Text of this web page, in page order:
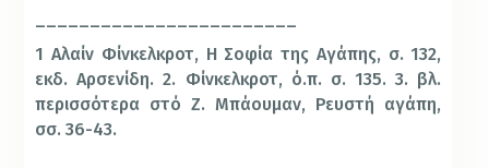
1 Αλαίν Φίνκελκροτ, Η Σοφία της Αγάπης, σ. 132,
εκδ. Αρσενίδη. 2. Φίνκελκροτ, ό.π. σ. 135. 3. βλ.
περισσότερα στό Ζ. Μπάουμαν, Ρευστή αγάπη,
σσ. 36-43.